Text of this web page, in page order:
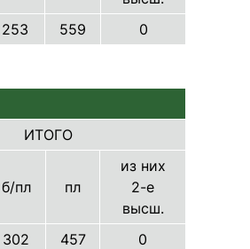
253 559 0
ИТОГО
б/пл пл
из них
2-е
высш.
302 457 0